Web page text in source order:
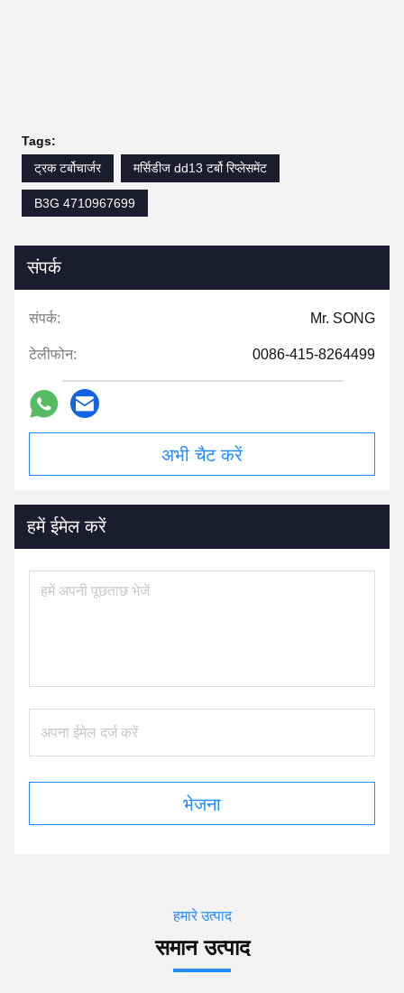
Tags:
ट्रक टर्बोचार्जर
मर्सिडीज dd13 टर्बो रिप्लेसमेंट
B3G 4710967699
संपर्क
संपर्क: Mr. SONG
टेलीफोन: 0086-415-8264499
अभी चैट करें
हमें ईमेल करें
भेजना
हमारे उत्पाद
समान उत्पाद